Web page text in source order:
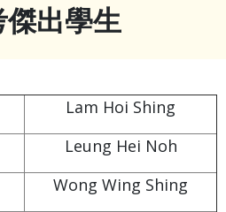
出學生
Lam Hoi Shing
Leung Hei Noh
Wong Wing Shing